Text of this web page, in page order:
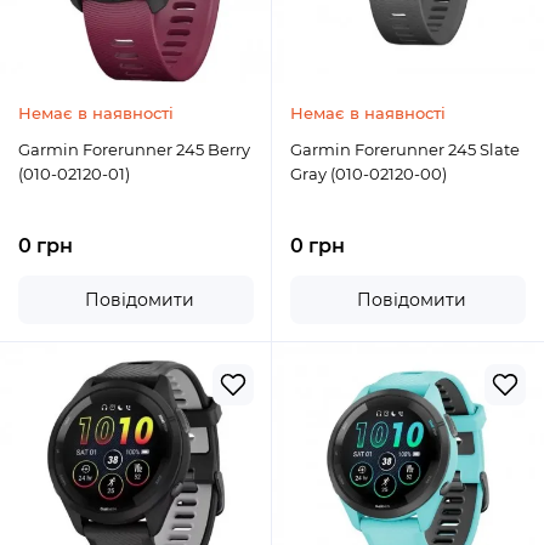
Немає в наявності
Garmin Forerunner 245 Berry
(010-02120-01)
0 грн
Повідомити
Немає в наявності
Garmin Forerunner 245 Slate
Gray (010-02120-00)
0 грн
Повідомити